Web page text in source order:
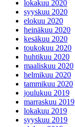
lokakuu 2020
syyskuu 2020
elokuu 2020
heinäkuu 2020
kesäkuu 2020
toukokuu 2020
huhtikuu 2020
maaliskuu 2020
helmikuu 2020
tammikuu 2020
joulukuu 2019
marraskuu 2019
lokakuu 2019
syyskuu 2019